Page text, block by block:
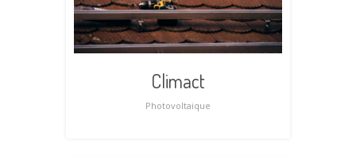
Climact
Photovoltaique